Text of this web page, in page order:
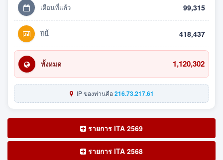
เดือนที่แล้ว 99,315
ปีนี้ 418,437
ทั้งหมด 1,120,302
IP ของท่านคือ216.73.217.61
รายการ ITA 2569
รายการ ITA 2568